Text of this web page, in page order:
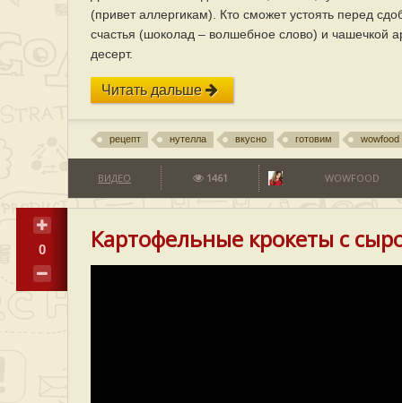
(привет аллергикам). Кто сможет устоять перед
счастья (шоколад – волшебное слово) и чашечкой
десерт.
Читать дальше
рецепт нутелла вкусно готовим wowfood
ВИДЕО 1461 WOWFOOD
0 Картофельные крокеты с